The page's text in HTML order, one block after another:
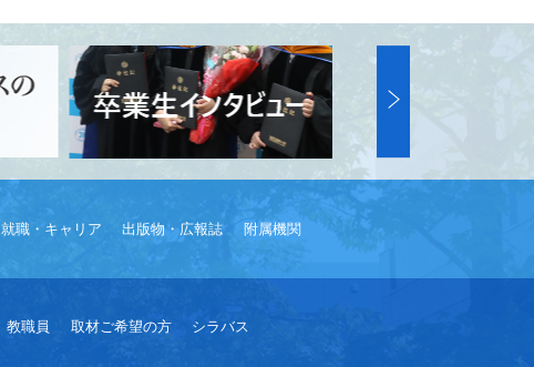
就職・キャリア 出版物・広報誌 附属機関
教職員 取材ご希望の方 シラバス